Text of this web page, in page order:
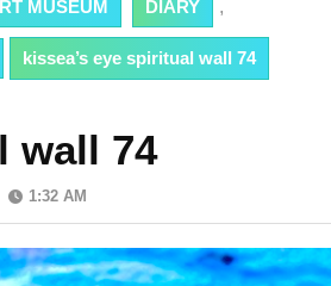
MUSEUM DIARY ,
kissea’s eye spiritual wall 74
wall 74
1:32 AM